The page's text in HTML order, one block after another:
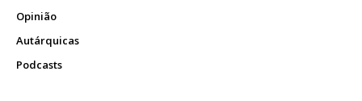
Opinião
Autárquicas
Podcasts